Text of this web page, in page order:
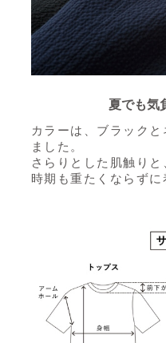
夏でも気
カラーは、ブラック
ました。
さらりとした肌触り
時期も重たくならずに